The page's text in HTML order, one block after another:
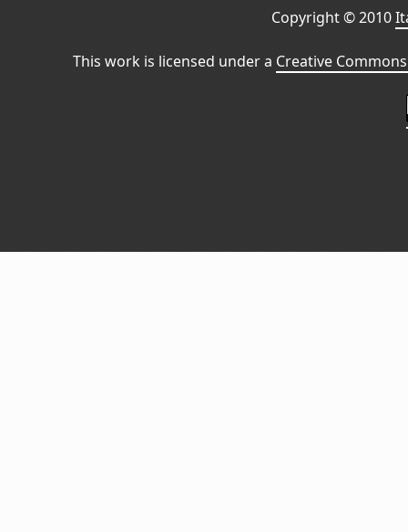
Copyright © 2010
This work is licensed under a Creative